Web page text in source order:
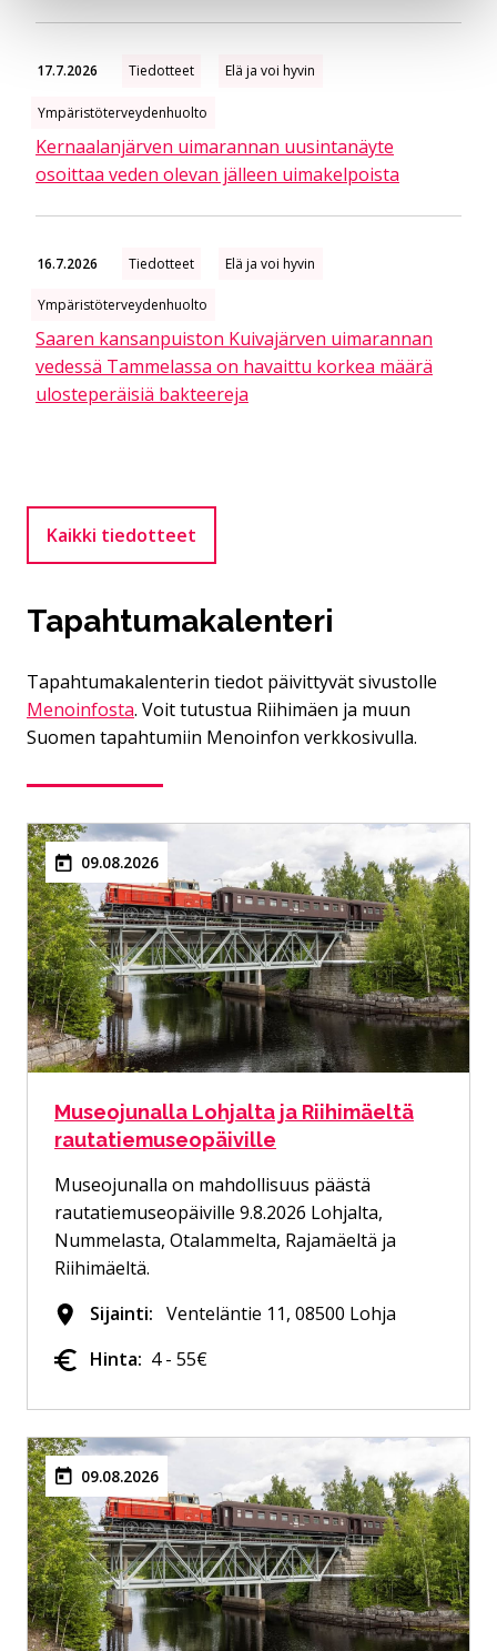
17.7.2026 Tiedotteet Elä ja voi hyvin
Ympäristöterveydenhuolto
Kernaalanjärven uimarannan uusintanäyte
osoittaa veden olevan jälleen uimakelpoista
16.7.2026 Tiedotteet Elä ja voi hyvin
Ympäristöterveydenhuolto
Saaren kansanpuiston Kuivajärven uimarannan
vedessä Tammelassa on havaittu korkea määrä
ulosteperäisiä bakteereja
Kaikki tiedotteet
Tapahtumakalenteri
Tapahtumakalenterin tiedot päivittyvät sivustolle
Menoinfosta. Voit tutustua Riihimäen ja muun
Suomen tapahtumiin Menoinfon verkkosivulla.
09.08.2026
Museojunalla Lohjalta ja Riihimäeltä
rautatiemuseopäiville
Museojunalla on mahdollisuus päästä
rautatiemuseopäiville 9.8.2026 Lohjalta,
Nummelasta, Otalammelta, Rajamäeltä ja
Riihimäeltä.
Sijainti: Venteläntie 11, 08500 Lohja
Hinta: 4 - 55€
09.08.2026